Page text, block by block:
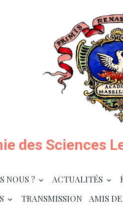
des Sciences
NOUS ? ACTUALITÉS
TRANSMISSION AMIS